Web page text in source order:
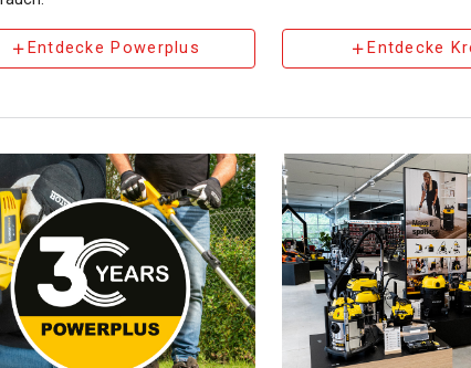
Entdecke Powerplus Entdecke